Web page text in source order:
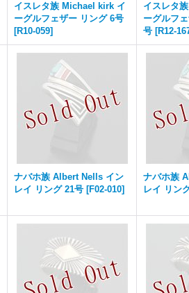
イスレタ族 Michael kirk イ
ーグルフェザー リング 6号
[R10-059]
イスレタ
ーグルフ
号 [R12-
ナバホ族 Albert Nells イン
レイ リング 21号 [F02-010]
ナバホ族
レイ リン